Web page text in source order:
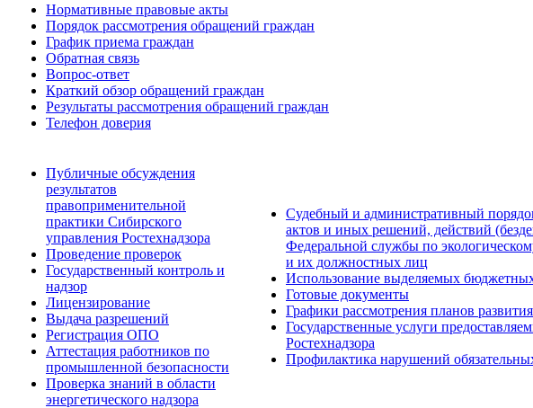
Нормативные правовые акты
Порядок рассмотрения обращений граждан
График приема граждан
Обратная связь
Вопрос-ответ
Краткий обзор обращений граждан
Результаты рассмотрения обращений граждан
Телефон доверия
Публичные обсуждения
результатов
правоприменительной
практики Сибирского
управления Ростехнадзора
Проведение проверок
Государственный контроль и
надзор
Лицензирование
Выдача разрешений
Регистрация ОПО
Аттестация работников по
промышленной безопасности
Проверка знаний в области
энергетического надзора
Судебный и административный
актов и иных решений, действий
Федеральной службы по
и их должностных лиц
Использование выделяемых
Готовые документы
Графики рассмотрения планов
Государственные услуги
Ростехнадзора
Профилактика нарушений